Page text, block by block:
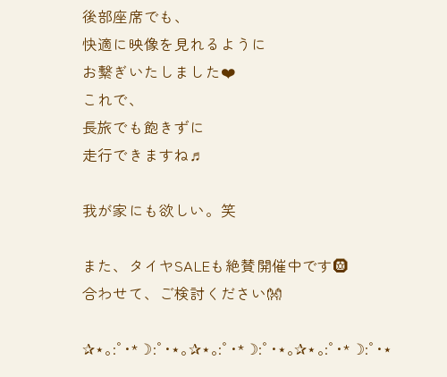
後部座席でも、
快適に映像を見れるように
お繋ぎいたしました❤️
これで、
長旅でも飽きずに
走行できますね♬
我が家にも欲しい。笑
また、タイヤSALEも絶賛開催中です🛞
合わせて、ご検討ください👐
✰⋆｡:ﾟ･*☽:ﾟ･⋆｡✰⋆｡:ﾟ･*☽:ﾟ･⋆｡✰⋆｡:ﾟ･*☽:ﾟ･⋆